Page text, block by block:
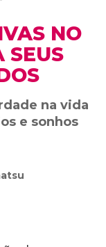
NO
SEUS
na vida
e sonhos